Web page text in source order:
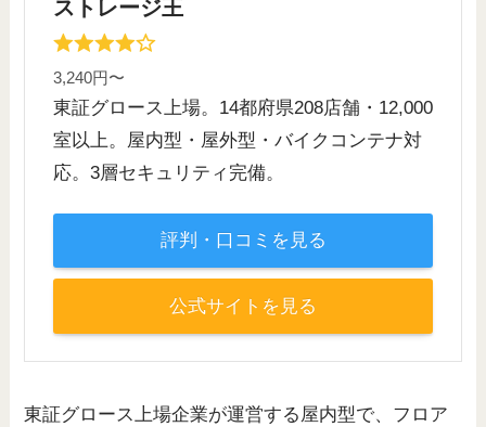
ストレージ王
3,240円〜
東証グロース上場。14都府県208店舗・12,000
室以上。屋内型・屋外型・バイクコンテナ対
応。3層セキュリティ完備。
評判・口コミを見る
公式サイトを見る
東証グロース上場企業が運営する屋内型で、フロア